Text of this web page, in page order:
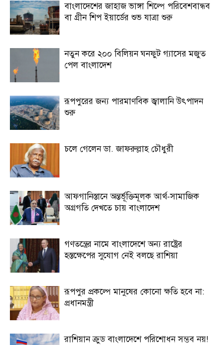
বাংলাদেশের জাহাজ ভাঙ্গা শিল্পে পরিবেশবান্ধব
বা গ্রীন শিপ ইয়ার্ডের শুভ যাত্রা শুরু
নতুন করে ২০০ বিলিয়ন ঘনফুট গ্যাসের মজুত
পেল বাংলাদেশ
রূপপুরের জন্য পারমাণবিক জ্বালানি উৎপাদন
শুরু
চলে গেলেন ডা. জাফরুল্লাহ চৌধুরী
আফগানিস্তানে অন্তর্ভূক্তিমূলক আর্থ-সামাজিক
অগ্রগতি দেখতে চায় বাংলাদেশ
গণতন্ত্রের নামে বাংলাদেশে অন্য রাষ্ট্রের
হস্তক্ষেপের সুযোগ নেই বলছে রাশিয়া
রূপপুর প্রকল্পে মানুষের কোনো ক্ষতি হবে না:
প্রধানমন্ত্রী
রাশিয়ান ক্রুড বাংলাদেশে পরিশোধন সম্ভব নয়!